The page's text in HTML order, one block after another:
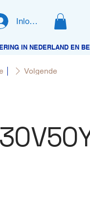
Inloggen
Volgende